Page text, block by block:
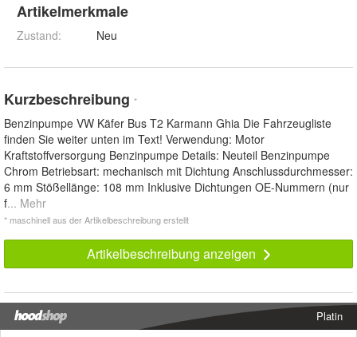
Artikelmerkmale
Zustand: Neu
Kurzbeschreibung *
Benzinpumpe VW Käfer Bus T2 Karmann Ghia Die Fahrzeugliste
finden Sie weiter unten im Text! Verwendung: Motor
Kraftstoffversorgung Benzinpumpe Details: Neuteil Benzinpumpe
Chrom Betriebsart: mechanisch mit Dichtung Anschlussdurchmesser:
6 mm Stößellänge: 108 mm Inklusive Dichtungen OE-Nummern (nur
f... Mehr
* maschinell aus der Artikelbeschreibung erstellt
Artikelbeschreibung anzeigen
Platin